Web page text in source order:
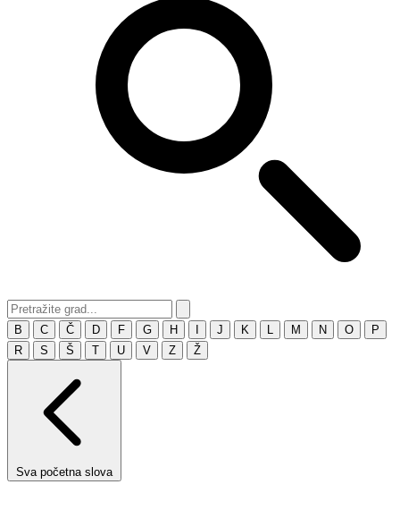
B C Č D F G H J K M N O
P
R
S Š T U V Z Ž
Sva početna slova